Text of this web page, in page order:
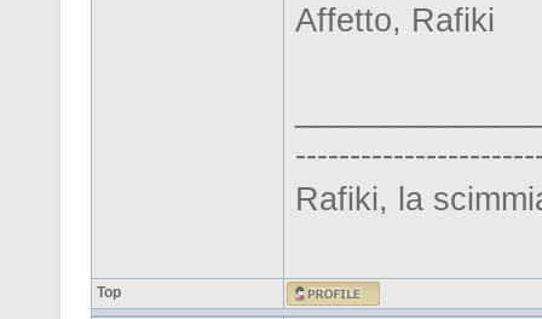
Affetto, Rafiki
Rafiki, la
Top